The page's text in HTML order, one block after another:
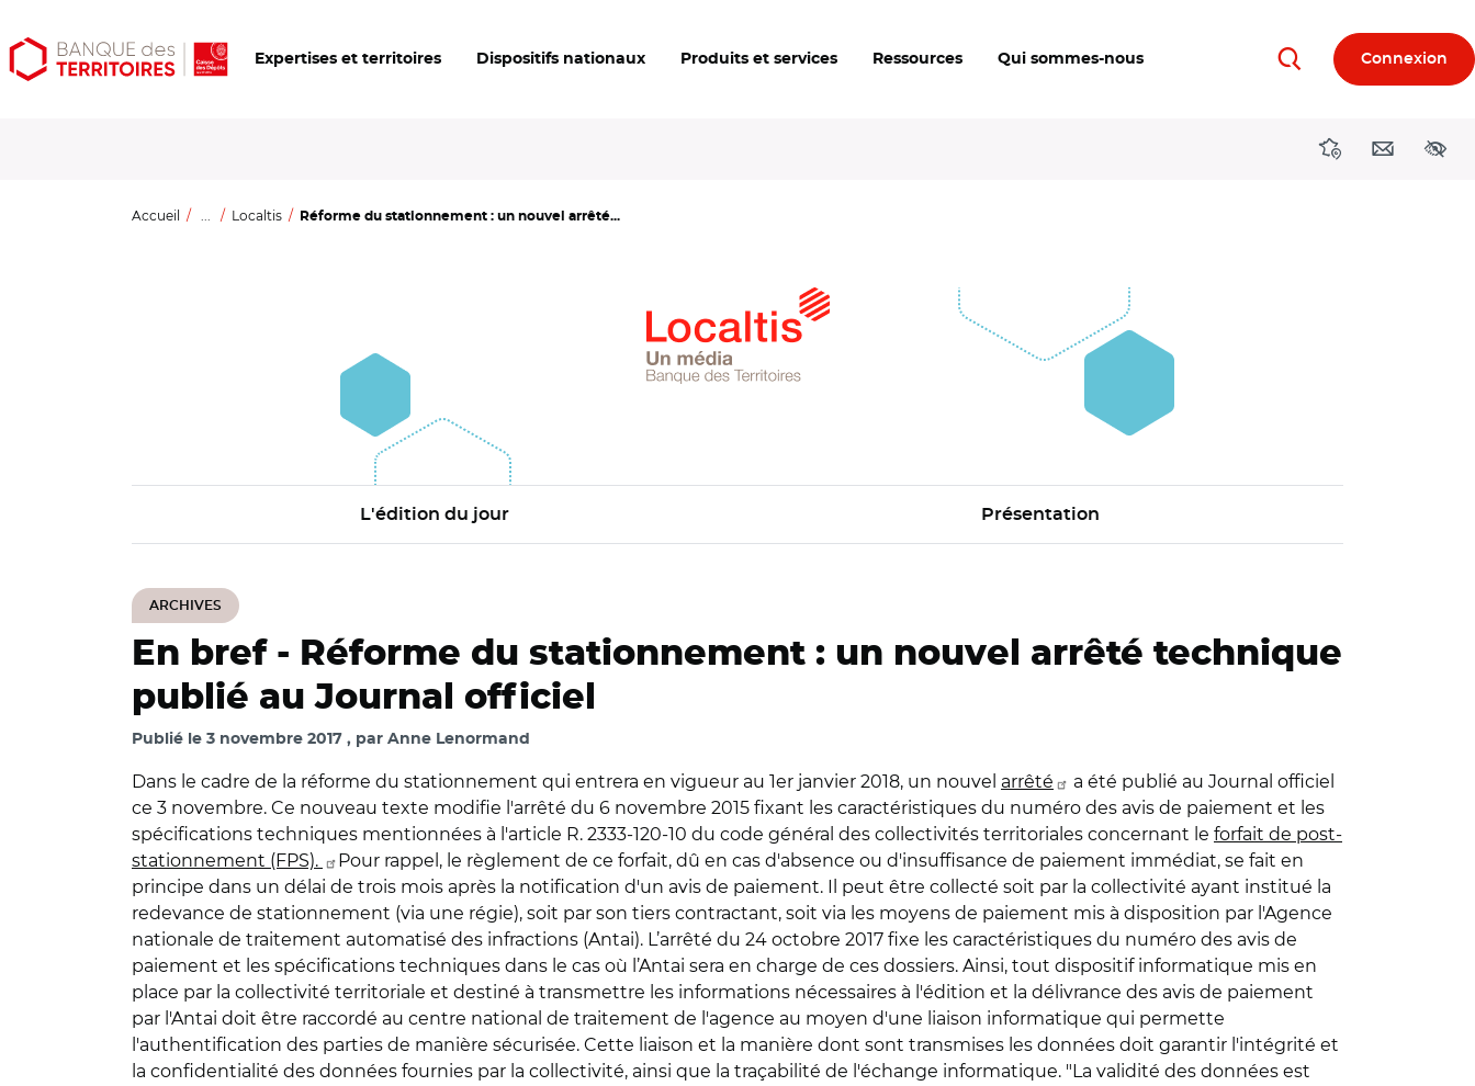
Aller
au
Aller
au
Ouvrir
les
Expertises et territoires Dispositifs nationaux Produits et services Ressources Qui sommes-nous RechercherConnexion
DirectionsContact
Accueil ... Localtis Réforme du stationnement : un nouvel arrêté...
L'édition du jour Présentation
ARCHIVES
En bref - Réforme du stationnement : un nouvel arrêté technique
publié au Journal officiel
Publié le 3 novembre 2017 par Anne Lenormand
Dans le cadre de la réforme du stationnement qui entrera en vigueur au 1er janvier 2018, un nouvel arrêté
a été publié au Journal officiel
ce 3 novembre. Ce nouveau texte modifie l'arrêté du 6 novembre 2015 fixant les caractéristiques du numéro des avis de paiement et les
spécifications techniques mentionnées à l'article R. 2333-120-10 du code général des collectivités territoriales concernant le forfait de post-
stationnement (FPS).
Pour rappel, le règlement de ce forfait, dû en cas d'absence ou d'insuffisance de paiement immédiat, se fait en
principe dans un délai de trois mois après la notification d'un avis de paiement. Il peut être collecté soit par la collectivité ayant institué la
redevance de stationnement (via une régie), soit par son tiers contractant, soit via les moyens de paiement mis à disposition par l'Agence
nationale de traitement automatisé des infractions (Antai). L’arrêté du 24 octobre 2017 fixe les caractéristiques du numéro des avis de
paiement et les spécifications techniques dans le cas où l’Antai sera en charge de ces dossiers. Ainsi, tout dispositif informatique mis en
place par la collectivité territoriale et destiné à transmettre les informations nécessaires à l'édition et la délivrance des avis de paiement
par l'Antai doit être raccordé au centre national de traitement de l'agence au moyen d'une liaison informatique qui permette
l'authentification des parties de manière sécurisée. Cette liaison et la manière dont sont transmises les données doit garantir l'intégrité et
la confidentialité des données fournies par la collectivité, ainsi que la traçabilité de l'échange informatique. "La validité des données est